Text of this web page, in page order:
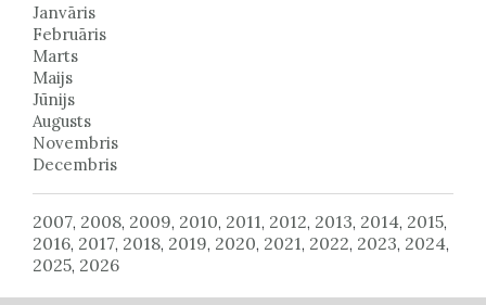
Janvāris
Februāris
Marts
Maijs
Jūnijs
Augusts
Novembris
Decembris
2007, 2008, 2009, 2010, 2011, 2012, 2013, 2014, 2015,
2016, 2017, 2018, 2019, 2020, 2021, 2022, 2023, 2024,
2025, 2026